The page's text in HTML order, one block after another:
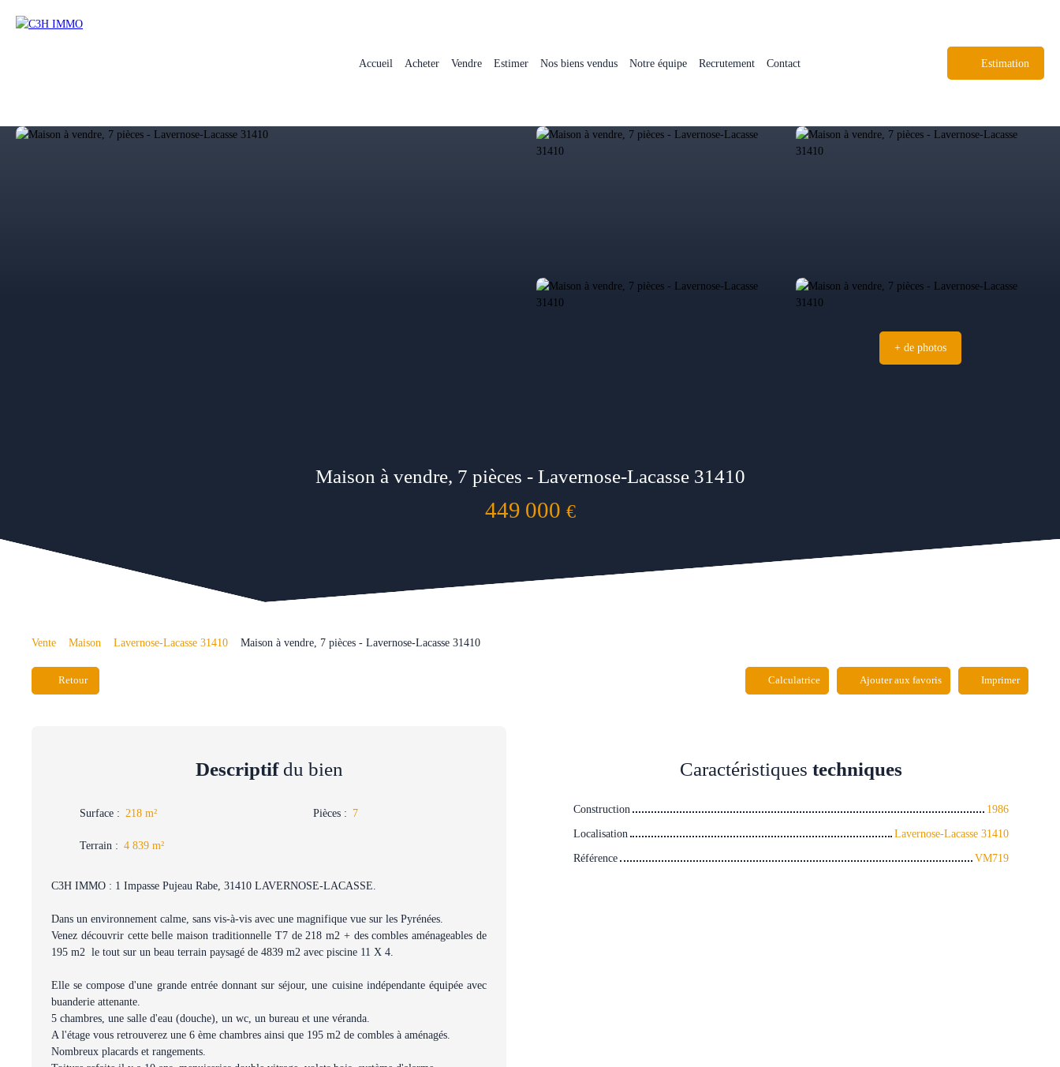
Accueil Acheter Vendre Estimer Nos biens vendus Notre équipe Recrutement Contact Estimation
+ de photos
Maison à vendre, 7 pièces - Lavernose-Lacasse 31410
449 000 €
Vente Maison Lavernose-Lacasse 31410 Maison à vendre, 7 pièces - Lavernose-Lacasse 31410
Retour Calculatrice Ajouter aux favoris Imprimer
Descriptifdu bien
Surface : 218 m² Pièces : 7
Terrain : 4 839 m²
C3H IMMO : 1 Impasse Pujeau Rabe, 31410 LAVERNOSE-LACASSE.
Dans un environnement calme, sans vis-à-vis avec une magnifique vue sur les Pyrénées.
Venez découvrir cette belle maison traditionnelle T7 de 218 m2 + des combles aménageables de
195 m2 le tout sur un beau terrain paysagé de 4839 m2 avec piscine 11 X 4.
Elle se compose d'une grande entrée donnant sur séjour, une cuisine indépendante équipée avec
buanderie attenante.
5 chambres, une salle d'eau (douche), un wc, un bureau et une véranda.
A l'étage vous retrouverez une 6 ème chambres ainsi que 195 m2 de combles à aménagés.
Nombreux placards et rangements.
Caractéristiques techniques
Construction
1986
Localisation
Lavernose-Lacasse 31410
Référence
VM719